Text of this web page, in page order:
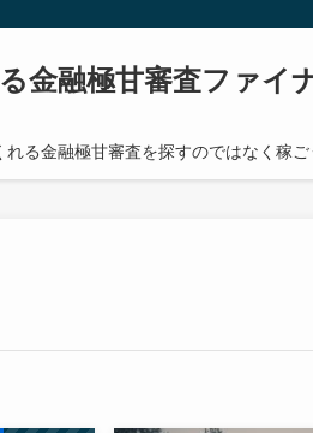
金融極甘審査ファイ
れる金融極甘審査を探すのではなく稼ご